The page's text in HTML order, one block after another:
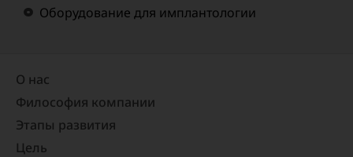
Оборудование для имплантологии
О нас
Философия компании
Этапы развития
Цель